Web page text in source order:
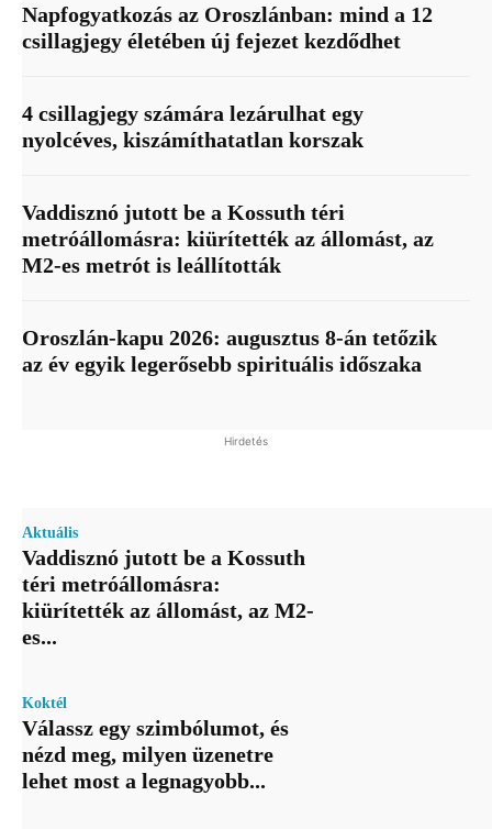
Napfogyatkozás az Oroszlánban: mind a 12
csillagjegy életében új fejezet kezdődhet
4 csillagjegy számára lezárulhat egy
nyolcéves, kiszámíthatatlan korszak
Vaddisznó jutott be a Kossuth téri
metróállomásra: kiürítették az állomást, az
M2-es metrót is leállították
Oroszlán-kapu 2026: augusztus 8-án tetőzik
az év egyik legerősebb spirituális időszaka
Hirdetés
Aktuális
Vaddisznó jutott be a Kossuth
téri metróállomásra:
kiürítették az állomást, az M2-
es...
Koktél
Válassz egy szimbólumot, és
nézd meg, milyen üzenetre
lehet most a legnagyobb...